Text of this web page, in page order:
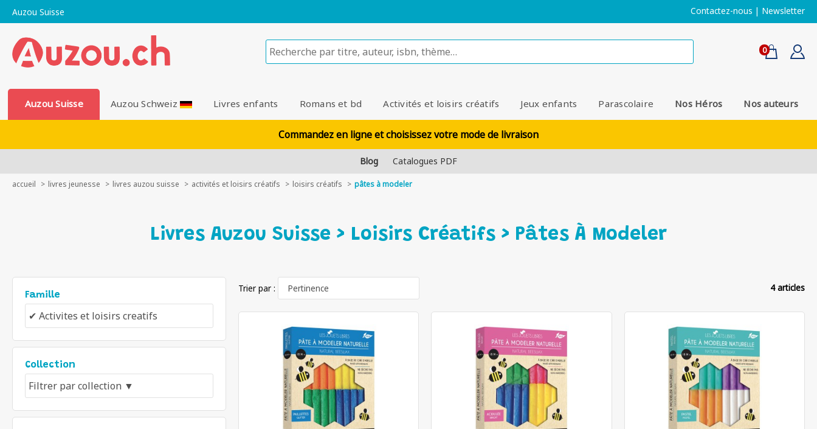
Auzou Suisse Contactez-nous | Newsletter
0
Auzou Suisse Auzou Schweiz Livres enfants Romans et bd Activités et loisirs créatifs Jeux enfants Parascolaire Nos Héros Nos auteurs
Commandez en ligne et choisissez votre mode de livraison
Blog Catalogues PDF
accueil livres jeunesse livres auzou suisse activités et loisirs créatifs loisirs créatifs pâtes à modeler
Livres Auzou Suisse > Loisirs Créatifs > Pâtes À Modeler
Famille
Collection
Trier par : 4 articles